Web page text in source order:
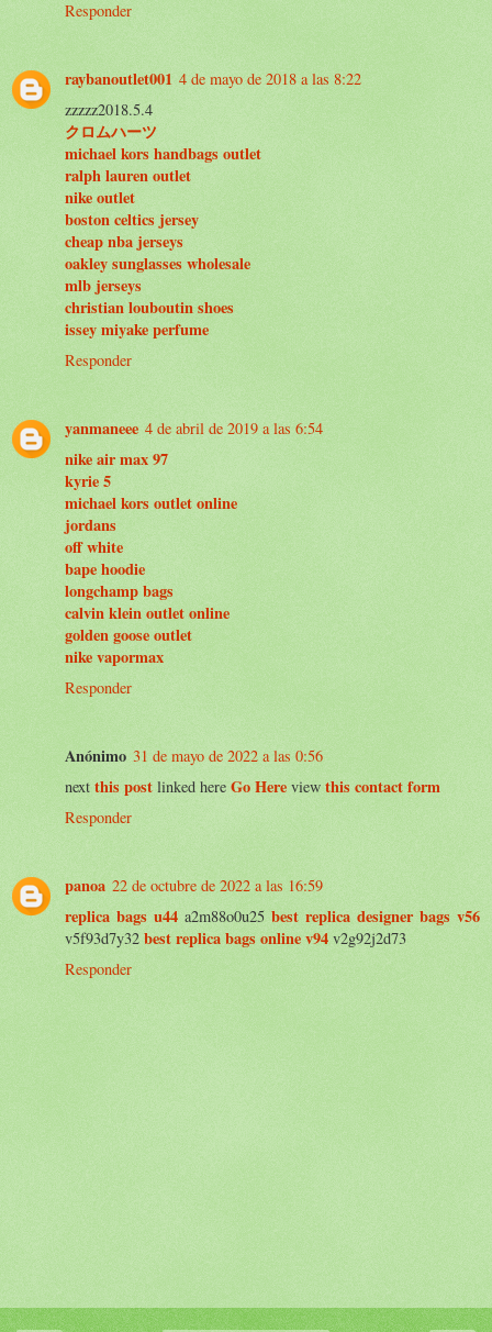
Responder
raybanoutlet001 4 de mayo de 2018 a las 8:22
zzzzz2018.5.4
クロムハーツ
michael kors handbags outlet
ralph lauren outlet
nike outlet
boston celtics jersey
cheap nba jerseys
oakley sunglasses wholesale
mlb jerseys
christian louboutin shoes
issey miyake perfume
Responder
yanmaneee 4 de abril de 2019 a las 6:54
nike air max 97
kyrie 5
michael kors outlet online
jordans
off white
bape hoodie
longchamp bags
calvin klein outlet online
golden goose outlet
nike vapormax
Responder
Anónimo 31 de mayo de 2022 a las 0:56
next this post linked here Go Here view this contact form
Responder
panoa 22 de octubre de 2022 a las 16:59
replica bags u44 a2m88o0u25 best replica designer bags v56
v5f93d7y32 best replica bags online v94 v2g92j2d73
Responder